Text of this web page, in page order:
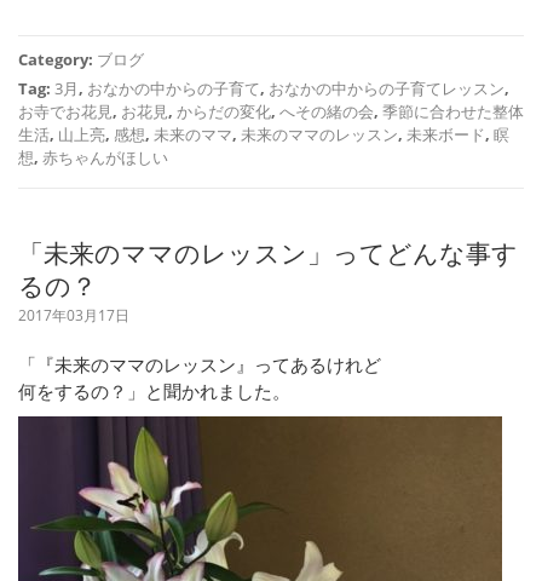
Category: ブログ
Tag: 3月, おなかの中からの子育て, おなかの中からの子育てレッスン,
お寺でお花見, お花見, からだの変化, へその緒の会, 季節に合わせた整体
生活, 山上亮, 感想, 未来のママ, 未来のママのレッスン, 未来ボード, 瞑
想, 赤ちゃんがほしい
「未来のママのレッスン」ってどんな事す
るの？
2017年03月17日
「『未来のママのレッスン』ってあるけれど
何をするの？」と聞かれました。